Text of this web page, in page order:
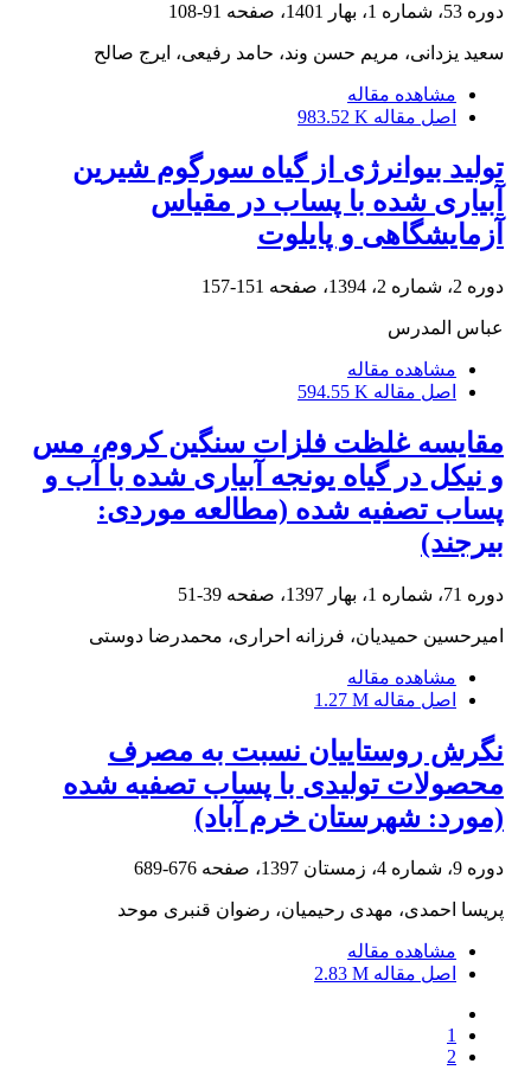
دوره 53، شماره 1، بهار 1401، صفحه 91-108
سعید یزدانی، مریم حسن وند، حامد رفیعی، ایرج صالح
مشاهده مقاله
اصل مقاله 983.52 K
تولید بیوانرژی از گیاه سورگوم شیرین
آبیاری شده با پساب در مقیاس
آزمایشگاهی و پایلوت
دوره 2، شماره 2، 1394، صفحه 151-157
عباس المدرس
مشاهده مقاله
اصل مقاله 594.55 K
مقایسه غلظت فلزات سنگین کروم، مس
و نیکل در گیاه یونجه آبیاری شده با آب و
پساب تصفیه شده (مطالعه موردی:
بیرجند)
دوره 71، شماره 1، بهار 1397، صفحه 39-51
امیرحسین حمیدیان، فرزانه احراری، محمدرضا دوستی
مشاهده مقاله
اصل مقاله 1.27 M
نگرش روستاییان نسبت به مصرف‏
محصولات تولیدی با پساب تصفیه شده
(مورد: شهرستان خرم‏ آباد)
دوره 9، شماره 4، زمستان 1397، صفحه 676-689
پریسا احمدی، مهدی رحیمیان، رضوان قنبری موحد
مشاهده مقاله
اصل مقاله 2.83 M
1
2